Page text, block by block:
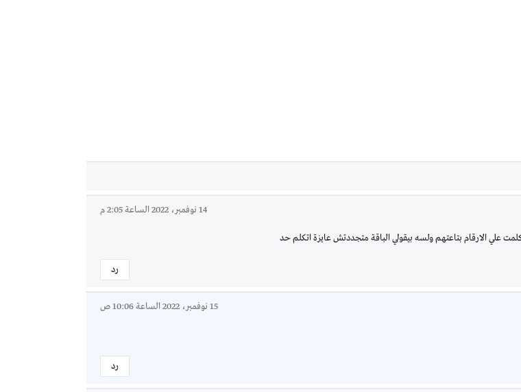
14 نوفمبر، 2022 الساعة 2:05 م
علي الارقام بتاعتهم ولسه بيقولي الباقة متجددتش عايزة اتكلم حد
رد
15 نوفمبر، 2022 الساعة 10:06 ص
رد